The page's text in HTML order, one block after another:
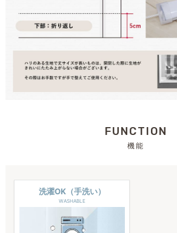
FUNCTION
機能
洗濯OK（手洗い）
WASHABLE